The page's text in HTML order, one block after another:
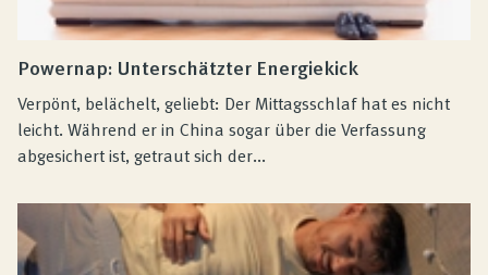
Powernap: Unterschätzter Energiekick
Verpönt, belächelt, geliebt: Der Mittagsschlaf hat es nicht
leicht. Während er in China sogar über die Verfassung
abgesichert ist, getraut sich der...